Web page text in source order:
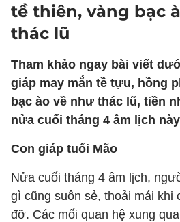
tề thiên, vàng bạc
thác lũ
Tham khảo ngay bài viết
giáp may mắn tề tựu, hồng
bạc ào về như thác lũ, tiền
nửa cuối tháng 4 âm lịch
Con giáp tuổi Mão
Nửa cuối tháng 4 âm lịch,
gì cũng suôn sẻ, thoải mái khi
đỡ. Các mối quan hệ xung